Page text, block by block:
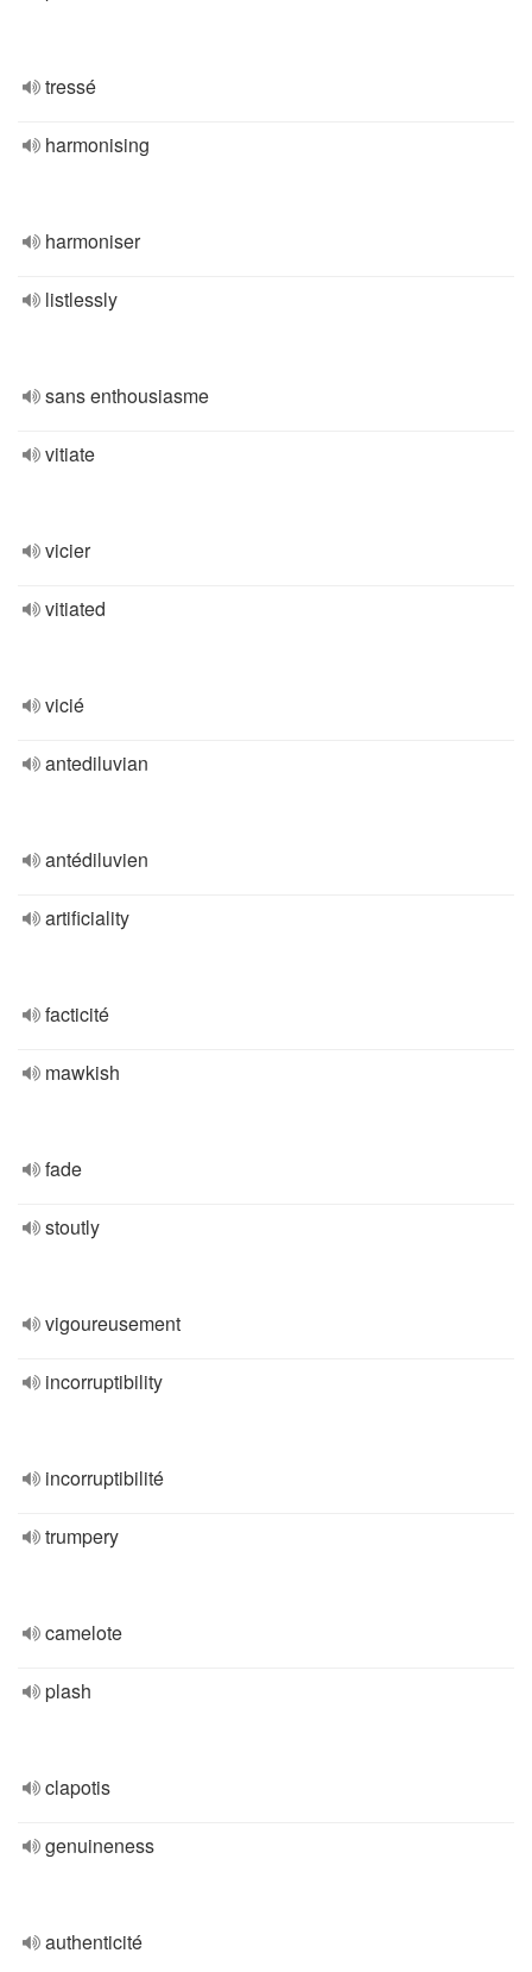
tressé
harmonising
harmoniser
listlessly
sans enthousiasme
vitiate
vicier
vitiated
vicié
antediluvian
antédiluvien
artificiality
facticité
mawkish
fade
stoutly
vigoureusement
incorruptibility
incorruptibilité
trumpery
camelote
plash
clapotis
genuineness
authenticité